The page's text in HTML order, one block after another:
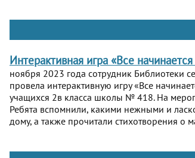
Интерактивная игра «Все
ноября 2023 года сотрудник Библиотеки
провела интерактивную игру «Все
учащихся 2в класса школы № 418. На
Ребята вспомнили, какими нежными и
дому, а также прочитали стихотворения о